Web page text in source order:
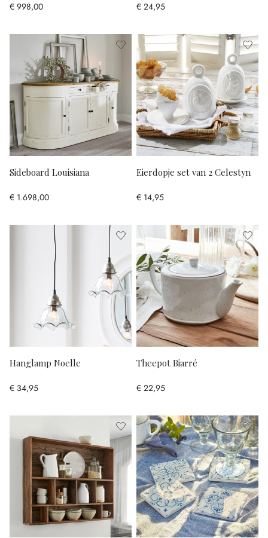
€ 998,00 € 24,95
Sideboard Louisiana
€ 1.698,00
Eierdopje set van 2 Celestyn
€ 14,95
Hanglamp Noelle
€ 34,95
Theepot Biarré
€ 22,95